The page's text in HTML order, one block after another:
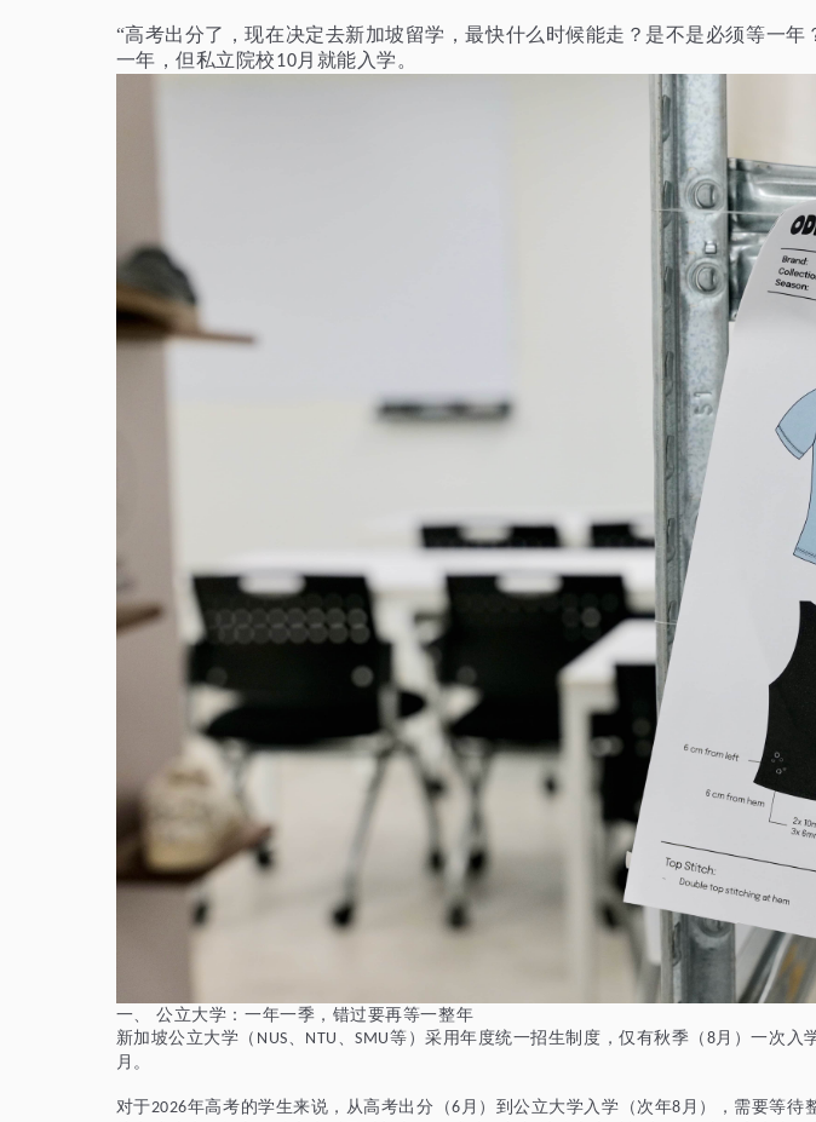
“高考出分了，现在决定去新加坡留学，最快什么时候能走？是不是必须等一
一年，但私立院校10月就能入学。
一、
公立大学：一年一季，错过要再等一整年
新加坡公立大学（ NUS、 NTU 、SMU等）采用年度统一招生制度，仅有秋季（ 8月）一次入
月。
对于2026年高考的学生来说，从高考出分（6 月）到公立大学入学（次年8 月），需要等待